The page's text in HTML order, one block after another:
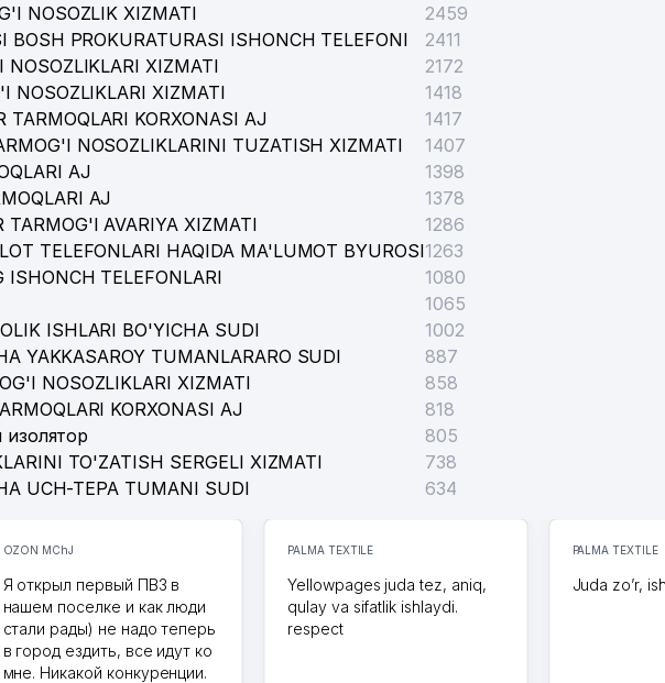
NOSOZLIK XIZMATI
2459
BOSH PROKURATURASI ISHONCH TELEFONI
2411
NOSOZLIKLARI XIZMATI
2172
NOSOZLIKLARI XIZMATI
1418
KORXONASI AJ
1417
NOSOZLIKLARINI TUZATISH XIZMATI
1407
AJ
1398
AJ
1378
AVARIYA XIZMATI
1286
TELEFONLARI HAQIDA MA'LUMOT BYUROSI1263
ISHONCH TELEFONLARI
1080
1065
ISHLARI BO'YICHA SUDI
1002
YAKKASAROY TUMANLARARO SUDI
887
NOSOZLIKLARI XIZMATI
858
KORXONASI AJ
818
805
TO'ZATISH SERGELI XIZMATI
738
UCH-TEPA TUMANI SUDI 634
OZON MChJ
Я открыл первый ПВЗ в
нашем поселке и как люди
стали рады) не надо теперь
в город ездить, все идут ко
мне. Никакой конкуренции.
PALMA TEXTILE
Yellowpages juda tez, aniq,
qulay va sifatlik ishlaydi.
respect
PALMA TEXTILE
Juda zo’r,